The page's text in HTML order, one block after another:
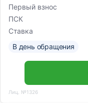
Первый взнос
ПСК
Ставка
В день обращения
Лиц. №1326